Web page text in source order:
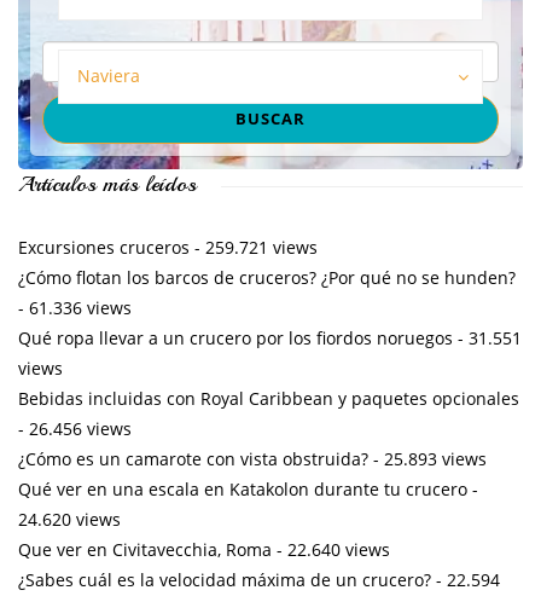
Naviera
Artículos más leídos
Excursiones cruceros - 259.721 views
¿Cómo flotan los barcos de cruceros? ¿Por qué no se hunden?
- 61.336 views
Qué ropa llevar a un crucero por los fiordos noruegos - 31.551
views
Bebidas incluidas con Royal Caribbean y paquetes opcionales
- 26.456 views
¿Cómo es un camarote con vista obstruida? - 25.893 views
Qué ver en una escala en Katakolon durante tu crucero -
24.620 views
Que ver en Civitavecchia, Roma - 22.640 views
¿Sabes cuál es la velocidad máxima de un crucero? - 22.594